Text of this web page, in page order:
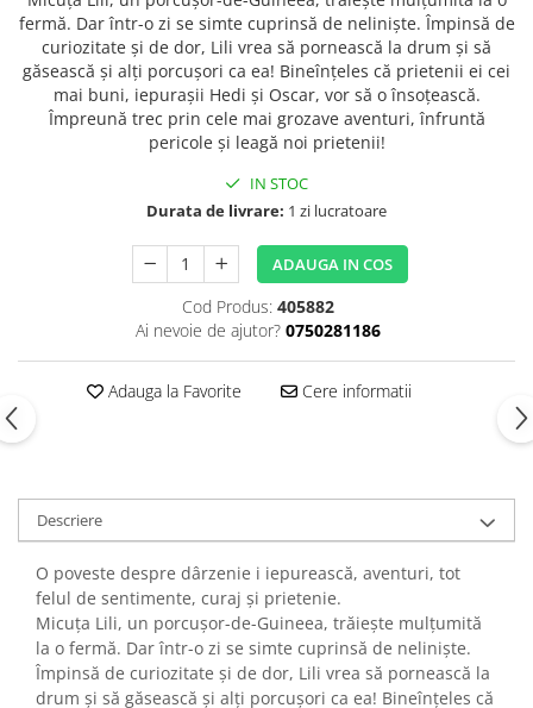
fermă. Dar într-o zi se simte cuprinsă de neliniște. Împinsă de
curiozitate și de dor, Lili vrea să pornească la drum și să
găsească și alți porcușori ca ea! Bineînțeles că prietenii ei cei
mai buni, iepurașii Hedi și Oscar, vor să o însoțească.
Împreună trec prin cele mai grozave aventuri, înfruntă
pericole și leagă noi prietenii!
IN STOC
Durata de livrare: 1 zi lucratoare
ADAUGA IN COS
Cod Produs: 405882
Ai nevoie de ajutor? 0750281186
Adauga la Favorite Cere informatii
Descriere
O poveste despre dârzenie i iepurească, aventuri, tot
felul de sentimente, curaj și prietenie.
Micuța Lili, un porcușor-de-Guineea, trăiește mulțumită
la o fermă. Dar într-o zi se simte cuprinsă de neliniște.
Împinsă de curiozitate și de dor, Lili vrea să pornească la
drum și să găsească și alți porcușori ca ea! Bineînțeles că